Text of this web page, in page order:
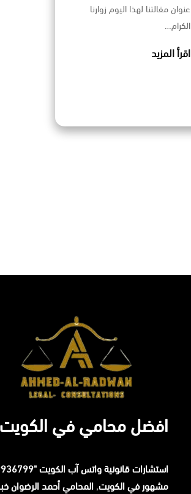
عنوان مقالتنا لهذا اليوم زوارنا
الكرام…
اقرأ المزيد
افضل محامي في الكويت
استشارات قانونيةواتس آب
مشهور في الكويت, المحاميأحمد الرضوان